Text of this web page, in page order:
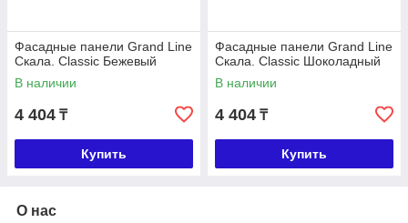
Фасадные панели Grand Line
Скала. Classic Бежевый
В наличии
4 404 ₸
Купить
Фасадные панели Grand Line
Скала. Classic Шоколадный
В наличии
4 404 ₸
Купить
О нас